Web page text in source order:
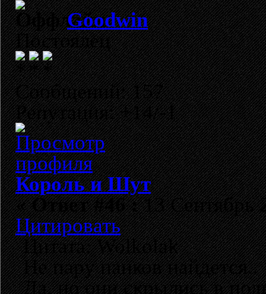
Goodwin
Постоялец
Сообщений: 157
Репутация: +14/-1
Король и Шут
«Ответ #46 :13 Сентябрь
Цитировать
Цитата: Wolkolak
Не пару панков найдется..
Да, но они скрылись в